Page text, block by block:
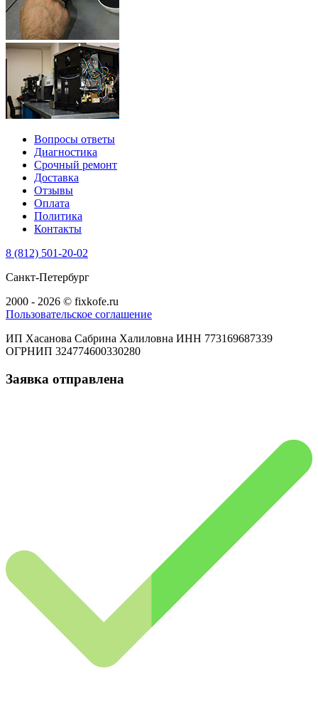
Вопросы ответы
Диагностика
Срочный ремонт
Доставка
Отзывы
Оплата
Политика
Контакты
8 (812) 501-20-02
Санкт-Петербург
2000 - 2026 © fixkofe.ru
Пользовательское соглашение
ИП Хасанова Сабрина Халиловна ИНН 773169687339
ОГРНИП 324774600330280
Заявка отправлена